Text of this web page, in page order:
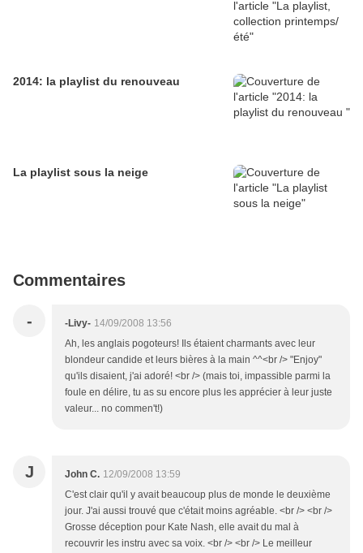
2014: la playlist du renouveau
La playlist sous la neige
Commentaires
- -Livy- 14/09/2008 13:56
Ah, les anglais pogoteurs! Ils étaient charmants avec leur
blondeur candide et leurs bières à la main ^^<br /> "Enjoy"
qu'ils disaient, j'ai adoré! <br /> (mais toi, impassible parmi la
foule en délire, tu as su encore plus les apprécier à leur juste
valeur... no commen't!)
J John C. 12/09/2008 13:59
C'est clair qu'il y avait beaucoup plus de monde le deuxième
jour. J'ai aussi trouvé que c'était moins agréable. <br /> <br />
Grosse déception pour Kate Nash, elle avait du mal à
recouvrir les instru avec sa voix. <br /> <br /> Le meilleur